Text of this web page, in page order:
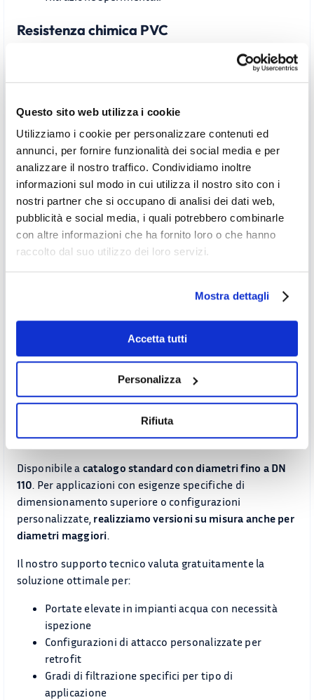
Questo sito web utilizza i cookie
Utilizziamo i cookie per personalizzare contenuti ed
annunci, per fornire funzionalità dei social media e per
analizzare il nostro traffico. Condividiamo inoltre
informazioni sul modo in cui utilizza il nostro sito con i
nostri partner che si occupano di analisi dei dati web,
pubblicità e social media, i quali potrebbero combinarle
con altre informazioni che ha fornito loro o che hanno
raccolto dal suo utilizzo dei loro servizi.
Mostra dettagli
Accetta tutti
Personalizza
Rifiuta
Resistenza chimica PVC
Acqua da trattare e acque di piscina clorate
Acidi e basi deboli
Acqua di mare e salamoia
Nota:Non compatibile con solventi organici, idrocarburi
e ossidanti forti. Per queste applicazioni, valutare filtri in
PP o PVDF.
Ottimizzazione tempi di manutenzione
Il controllo visivo permette di:
Cambio cartuccia
Prevenire intasamenti completi:Intervento
programmato prima del blocco
Diagnosticare problemi a monte:Tipo di
contaminante indica origine del problema
Conferma visiva della
ritenuta particolato
Disponibilità e dimensionamento
Disponibile a catalogo standard con diametri fino a DN
110. Per applicazioni con esigenze specifiche di
dimensionamento superiore o configurazioni
personalizzate, realizziamo versioni su misura anche per
diametri maggiori.
Il nostro supporto tecnico valuta gratuitamente la
soluzione ottimale per:
Portate elevate in impianti acqua con necessità
ispezione
Configurazioni di attacco personalizzate per
retrofit
Gradi di filtrazione specifici per tipo di
applicazione